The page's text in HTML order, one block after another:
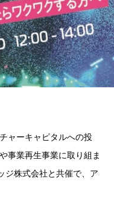
ャーキャピタルへの投
事業再生事業に取り組ま
ジ株式会社と共催で、ア